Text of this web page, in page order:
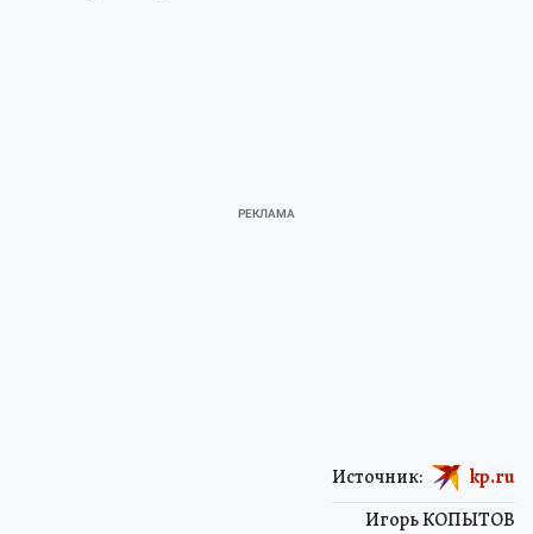
Игорь КОПЫТОВ
Источник: kp.ru